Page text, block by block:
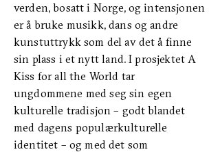
verden, bosatt i Norge, og intensjonen
er å bruke musikk, dans og andre
kunstuttrykk som del av det å finne
sin plass i et nytt land. I prosjektet A
Kiss for all the World tar
ungdommene med seg sin egen
kulturelle tradisjon – godt blandet
med dagens populærkulturelle
identitet – og med det som